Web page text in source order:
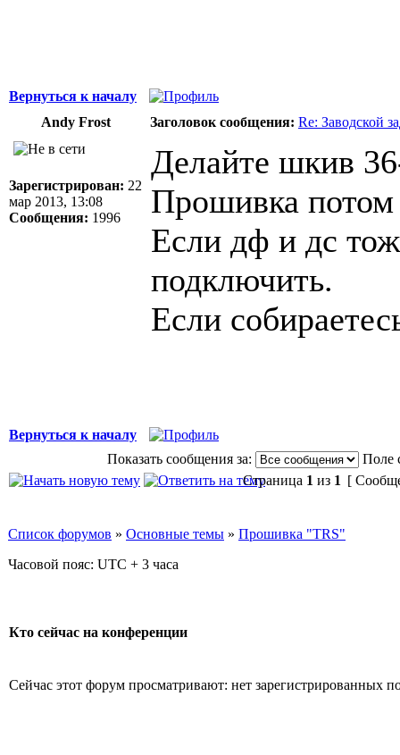
Вернуться к началу
Andy Frost
Заголовок сообщения: Re: Заводской
Зарегистрирован: 22
мар 2013, 13:08
Сообщения: 1996
Делайте шкив
Прошивка потом
Если дф и дс
подключить.
Если
Вернуться к началу
Показать сообщения за:
Поле
Страница 1 из 1 [
Список форумов » Основные темы » Прошивка "TRS"
Часовой пояс: UTC + 3 часа
Кто сейчас на конференции
Сейчас этот форум просматривают: нет зарегистрированных